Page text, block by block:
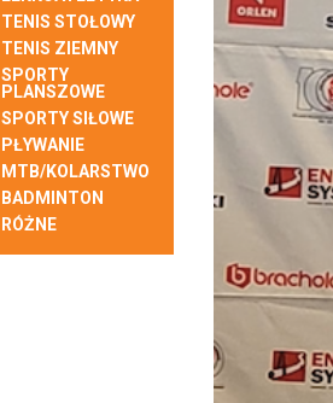
TENIS STOŁOWY
TENIS ZIEMNY
SPORTY
PLANSZOWE
SPORTY SIŁOWE
PŁYWANIE
MTB/KOLARSTWO
BADMINTON
RÓŻNE